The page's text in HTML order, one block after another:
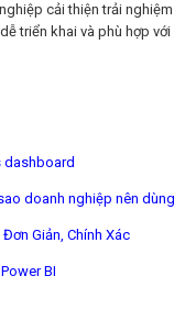
cải thiện trải
triển khai và phù hợp
dashboard
doanh nghiệp nên dùng
Giản, Chính Xác
BI